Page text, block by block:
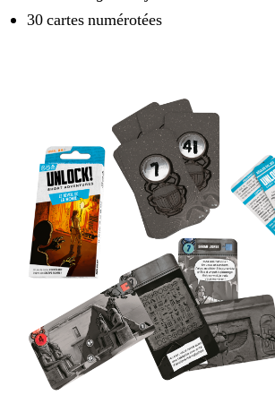
30 cartes numérotées